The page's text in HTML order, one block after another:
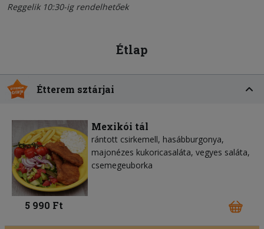
Reggelik 10:30-ig rendelhetőek
Étlap
Étterem sztárjai
Mexikói tál
rántott csirkemell, hasábburgonya,
majonézes kukoricasaláta, vegyes saláta,
csemegeuborka
5 990 Ft